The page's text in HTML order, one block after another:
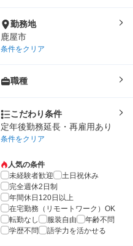
勤務地
鹿屋市
条件をクリア
職種
こだわり条件
定年後勤務延長・再雇用あり
条件をクリア
人気の条件
未経験者歓迎
土日祝休み
完全週休2日制
年間休日120日以上
在宅勤務（リモートワーク）OK
転勤なし
服装自由
年齢不問
学歴不問
語学力を活かせる